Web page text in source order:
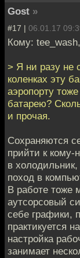
Gost »
#17 | 06.01.17
Кому: tee_wash,
> Я ни разу не
коленках эту
аэропорту
батарею?
и прочая.
Сохраняются
прийти к кому-
в
поход в
В работе тоже
аутсорсовый
себе графики,
практикуется
настройка
занимает